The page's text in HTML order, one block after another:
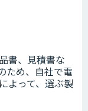
書、見積書な
ため、自社で電
よって、選ぶ製